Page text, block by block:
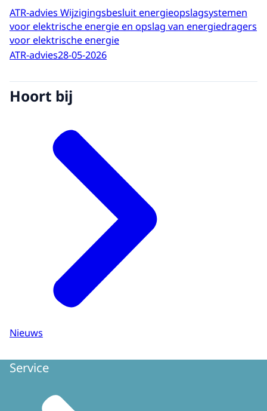
ATR-advies Wijzigingsbesluit energieopslagsystemen
voor elektrische energie en opslag van energiedragers
voor elektrische energie
ATR-advies28-05-2026
Hoort bij
Nieuws
Service